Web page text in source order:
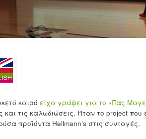
καιρό είχα γράψει για το «Πας
και τις καλωδιώσεις. Ήταν το project
προϊόντα Hellmann’s στις συνταγές.